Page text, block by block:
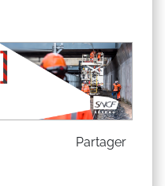
Partager